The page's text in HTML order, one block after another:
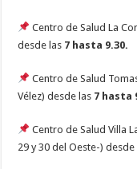
Centro de Salud La
desde las 7 hasta 9.30.
Centro de Salud
Vélez) desde las 7 hasta
Centro de Salud Villa
29 y 30 del Oeste-) desde